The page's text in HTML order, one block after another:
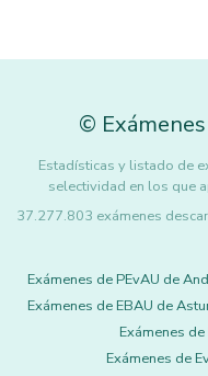
©
Estadísticas y listado de
selectividad en los que
37.277.803 exámenes
Exámenes de PEvAU de
Exámenes de EBAU de
Exámenes
Exámenes de